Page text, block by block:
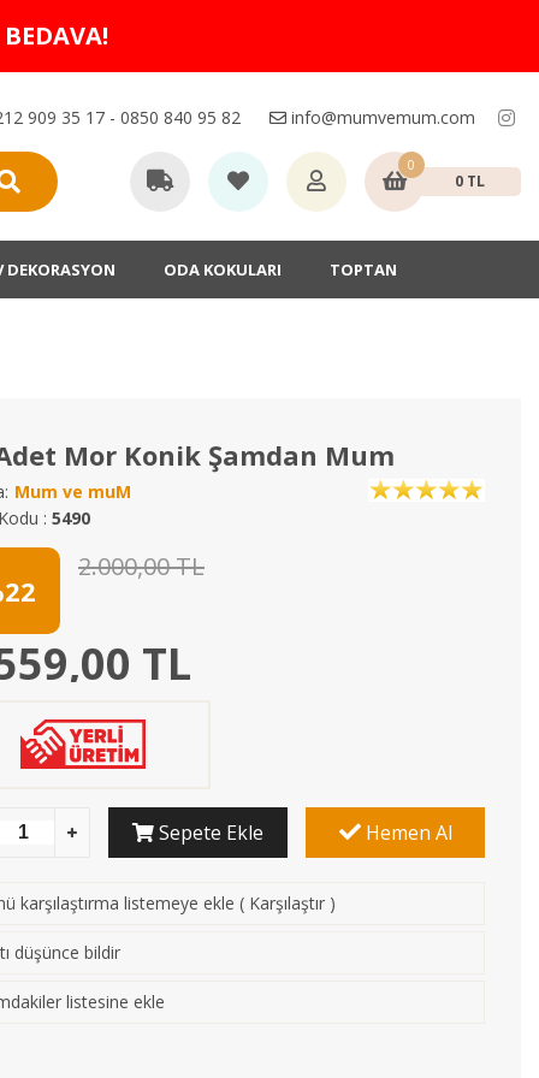
909 35 17 - 0850 840 95 82 info@mumvemum.com
0
0 TL
DEKORASYON ODA KOKULARI TOPTAN
Mor Konik Şamdan Mum
Mum ve muM
: 5490
2.000,00 TL
TL
Sepete Ekle Hemen Al
karşılaştırma listemeye ekle ( Karşılaştır )
düşünce bildir
listesine ekle